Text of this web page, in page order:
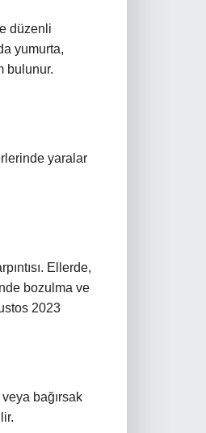
düzenli
yumurta,
bulunur.
yaralar
Ellerde,
bozulma ve
2023
bağırsak